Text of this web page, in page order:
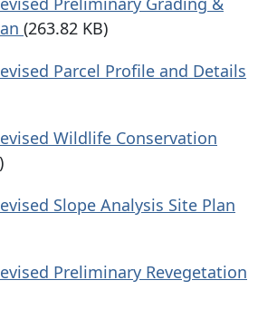
(263.82 KB)
Parcel Profile and Details
Wildlife Conservation
Slope Analysis Site Plan
Preliminary Revegetation